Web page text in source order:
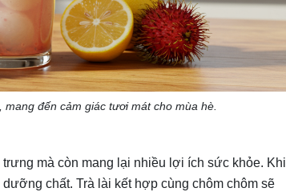
đến cảm giác tươi mát cho mùa hè.
mà còn mang lại nhiều lợi ích sức khỏe. Khi
chất. Trà lài kết hợp cùng chôm chôm sẽ